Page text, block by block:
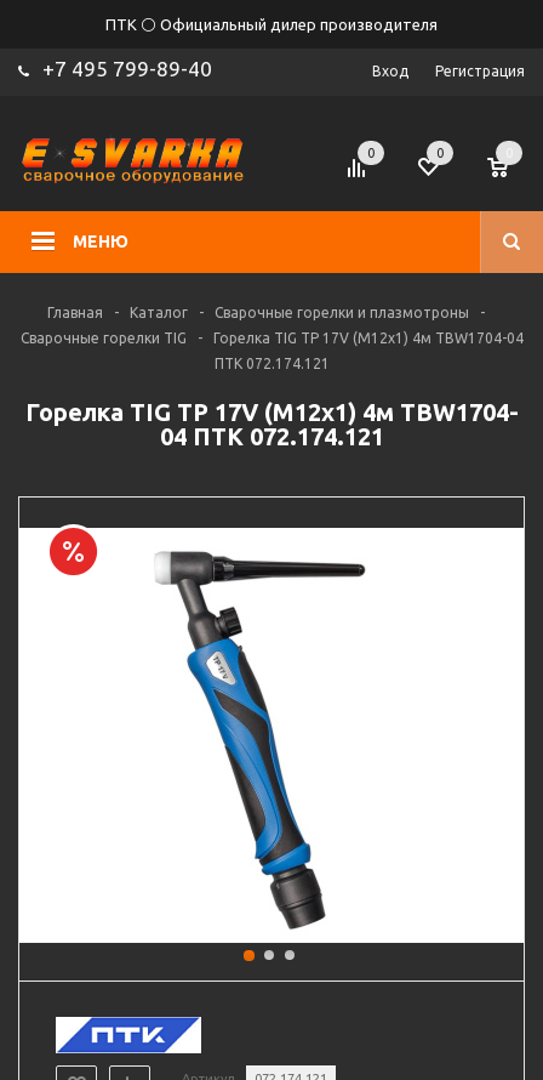
ПТК ⚪ Официальный дилер производителя
+7 495 799-89-40 Вход Регистрация
МЕНЮ
0 0
Главная - Каталог - Сварочные горелки и плазмотроны
-
Сварочные горелки TIG
-
Горелка TIG TP 17V (M12х1) 4м TBW1704-04
ПТК 072.174.121
Горелка TIG TP 17V (M12х1) 4м TBW1704-
04 ПТК 072.174.121